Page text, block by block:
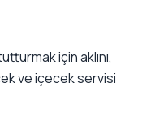
için aklını,
ve içecek servisi